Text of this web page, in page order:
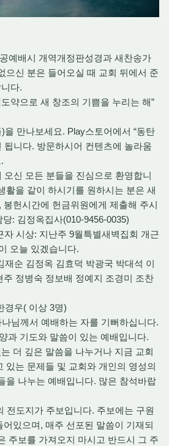
예배시 개역개정판성경과 새찬송가
으신 분은 들어오실 때 교회 뒤에서 준
다.
약으로 새 창조의 기쁨을 누리는 해”
만나보세요. Play스토어에서 “동탄
됩니다. 방문하시어 컨텐츠에 놀라움
오신 모든 분들을 진심으로 환영합니
활을 같이 하시기를 원하시는 분은 새
헌시간에 헌금위원에게 제출해 주시
: 김정옥집사(010-9456-0035)
자 시상: 지난주 9월특별새벽집회 개근
오늘 있겠습니다.
재순 김정옥 김효덕 박광국 박대석 이
주 정병숙 정보배 정예지 조경미 조찬
경우( 이상 3명)
님께서 예배하는 자를 기뻐하십니다.
과 기도와 말씀이 있는 예배입니다.
더 깊은 말씀을 나누거나 지금 교회
있는 문제들 및 교회와 개인의 영성의
을 나누는 예배입니다. 많은 참석바랍
전도지가 주보입니다. 주보에는 구원
있으며, 매주 선포된 말씀이 기재되
주보를 가져오지 마시고 반드시 그 주